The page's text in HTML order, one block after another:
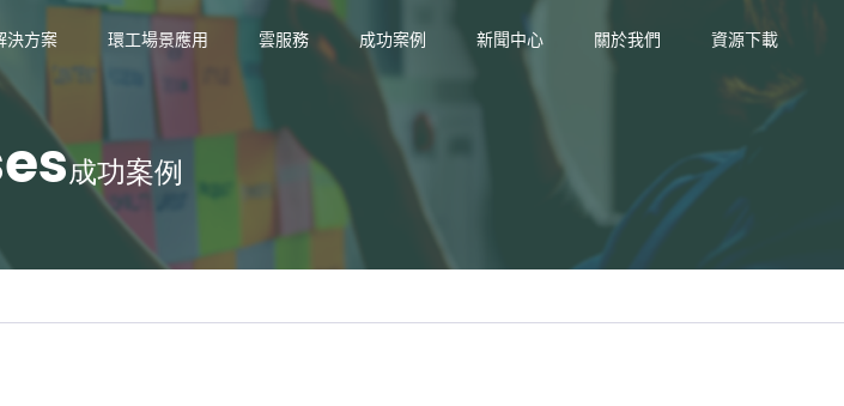
決方案 環工場景應用 雲服務 成功案例 新聞中心 關於我們 資源下載
成功案例